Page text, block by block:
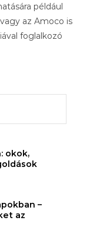
például
az Amoco is
foglalkozó
okok,
–
az